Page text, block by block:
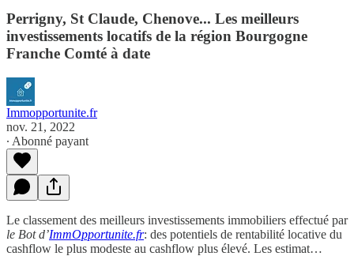
Perrigny, St Claude, Chenove... Les meilleurs
investissements locatifs de la région Bourgogne
Franche Comté à date
Immopportunite.fr
nov. 21, 2022
∙ Abonné payant
Le classement des meilleurs investissements immobiliers effectué par
le Bot d’ImmOpportunite.fr: des potentiels de rentabilité locative du
cashflow le plus modeste au cashflow plus élevé. Les estimat…